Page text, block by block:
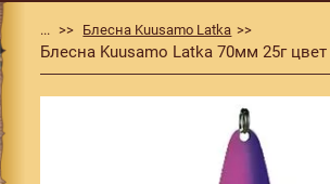
... Блесна Kuusamo Latka
Блесна Kuusamo Latka 70мм 25г цвет